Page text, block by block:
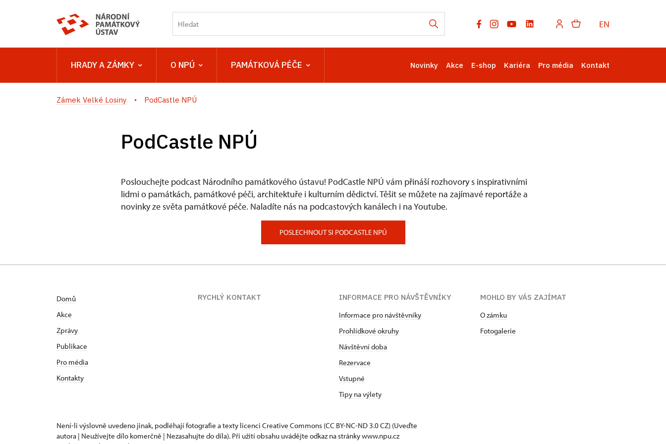
EN
HRADY A ZÁMKY O NPÚ PAMÁTKOVÁ PÉČE Novinky Akce E-shop Kariéra Pro média Kontakt
Zámek Velké Losiny PodCastle NPÚ
PodCastle NPÚ
Poslouchejte podcast Národního památkového ústavu! PodCastle NPÚ vám přináší rozhovory s inspirativními
lidmi o památkách, památkové péči, architektuře i kulturním dědictví. Těšit se můžete na zajímavé reportáže a
novinky ze světa památkové péče. Naladíte nás na podcastových kanálech i na Youtube.
POSLECHNOUT SI PODCASTLE NPÚ
Domů
Akce
Zprávy
Publikace
Pro média
Kontakty
RYCHLÝ KONTAKT
INFORMACE PRO NÁVŠTĚVNÍKY
Informace pro návštěvníky
Prohlídkové okruhy
Návštěvní doba
Rezervace
Vstupné
Tipy na výlety
MOHLO BY VÁS ZAJÍMAT
O zámku
Fotogalerie
Není-li výslovně uvedeno jinak, podléhají fotografie a texty licenci Creative Commons (CC BY-NC-ND 3.0 CZ) (Uveďte
autora | Neužívejte dílo komerčně | Nezasahujte do díla). Při užití obsahu uvádějte odkaz na stránky www.npu.cz